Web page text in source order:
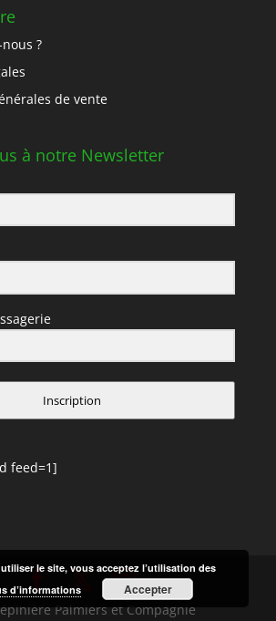
?
de vente
à notre Newsletter
Inscription
feed=1]
Palmiers et Compagnie
le site, vous acceptez l’utilisation des
d’informations Accepter